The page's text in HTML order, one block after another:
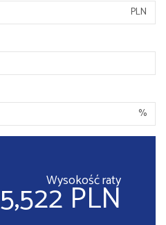
PLN
%
Wysokość raty
5,522 PLN